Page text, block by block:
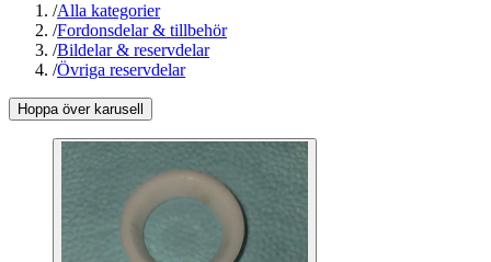
/Alla kategorier
/Fordonsdelar & tillbehör
/Bildelar & reservdelar
/Övriga reservdelar
Hoppa över karusell